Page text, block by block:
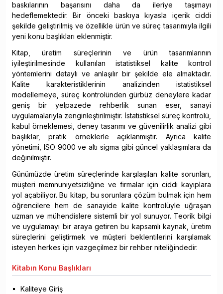
baskılarının başarısını daha da ileriye taşımayı
hedeflemektedir. Bir önceki baskıya kıyasla içerik ciddi
şekilde geliştirilmiş ve özellikle ürün ve süreç tasarımıyla ilgili
yeni konu başlıkları eklenmiştir.
Kitap, üretim süreçlerinin ve ürün tasarımlarının
iyileştirilmesinde kullanılan istatistiksel kalite kontrol
yöntemlerini detaylı ve anlaşılır bir şekilde ele almaktadır.
Kalite karakteristiklerinin analizinden istatistiksel
modellemeye, süreç kontrolünden gürbüz deneylere kadar
geniş bir yelpazede rehberlik sunan eser, sanayi
uygulamalarıyla zenginleştirilmiştir. İstatistiksel süreç kontrolü,
kabul örneklemesi, deney tasarımı ve güvenilirlik analizi gibi
başlıklar, pratik örneklerle açıklanmıştır. Ayrıca kalite
yönetimi, ISO 9000 ve altı sigma gibi güncel yaklaşımlara da
değinilmiştir.
Günümüzde üretim süreçlerinde karşılaşılan kalite sorunları,
müşteri memnuniyetsizliğine ve firmalar için ciddi kayıplara
yol açabiliyor. Bu kitap, bu sorunlara çözüm bulmak için hem
öğrencilere hem de sanayide kalite kontrolüyle uğraşan
uzman ve mühendislere sistemli bir yol sunuyor. Teorik bilgi
ve uygulamayı bir araya getiren bu kapsamlı kaynak, üretim
süreçlerini geliştirmek ve müşteri beklentilerini karşılamak
isteyen herkes için vazgeçilmez bir rehber niteliğindedir.
Kitabın Konu Başlıkları
Kaliteye Giriş